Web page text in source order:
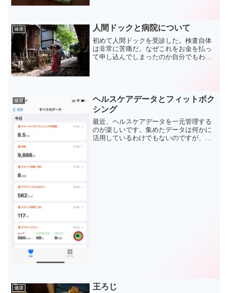
使っていた枕は低反発タイ...
健康 人間ドックと病院について
初めて人間ドックを受診した。検査自体
は非常に苦痛だ。なぜこれをお金を払っ
て申し込んでしまったのか自分でもわか
健康
ヘルスケアデータとフィットボク
シング
最近、ヘルスケアデータを一元管理する
のが楽しいです。集めたデータは何かに
活用しているわけでもないのですが、た
健康 王ろじ